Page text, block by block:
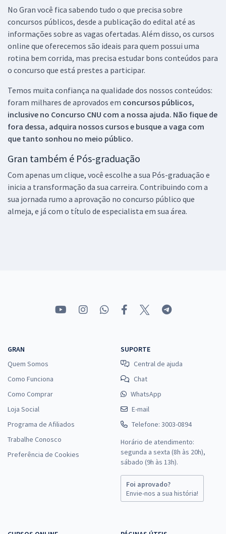
No Gran você fica sabendo tudo o que precisa sobre
concursos públicos, desde a publicação do edital até as
informações sobre as vagas ofertadas. Além disso, os cursos
online que oferecemos são ideais para quem possui uma
rotina bem corrida, mas precisa estudar bons conteúdos para
o concurso que está prestes a participar.
Temos muita confiança na qualidade dos nossos conteúdos:
foram milhares de aprovados em concursos públicos,
inclusive no Concurso CNU com a nossa ajuda. Não fique de
fora dessa, adquira nossos cursos e busque a vaga com
que tanto sonhou no meio público.
Gran também é Pós-graduação
Com apenas um clique, você escolhe a sua Pós-graduação e
inicia a transformação da sua carreira. Contribuindo com a
sua jornada rumo a aprovação no concurso público que
almeja, e já com o título de especialista em sua área.
GRAN
Quem Somos
Como Funciona
Como Comprar
Loja Social
Programa de Afiliados
Trabalhe Conosco
Preferência de Cookies
SUPORTE
Central de ajuda
Chat
WhatsApp
E-mail
Telefone: 3003-0894
Horário de atendimento:
segunda a sexta (8h às 20h),
sábado (9h às 13h).
Foi aprovado?
Envie-nos a sua história!